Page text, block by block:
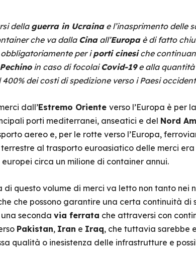
della guerra in Ucrainae l’inasprimento delle
che va dalla Cinaall’Europaè di fatto
per iporti cinesiche
Pechinoin caso di focolaiCovid-19e alla quantità
dei costi di spedizione verso i Paesi
dall’Estremo Oriente verso l’Europa è per
porti mediterranei, anseatici e del Nord
aereo e, per le rotte verso l’Europa,
al trasporto euroasiatico delle merci era
europei circa un milione di container annui.
di questo volume di merci va letto non tanto
che possono garantire una certa continuità di
seconda via ferrata che attraversi con
Pakistan, Iran e Iraq, che tuttavia sarebbe
qualità o inesistenza delle infrastrutture e